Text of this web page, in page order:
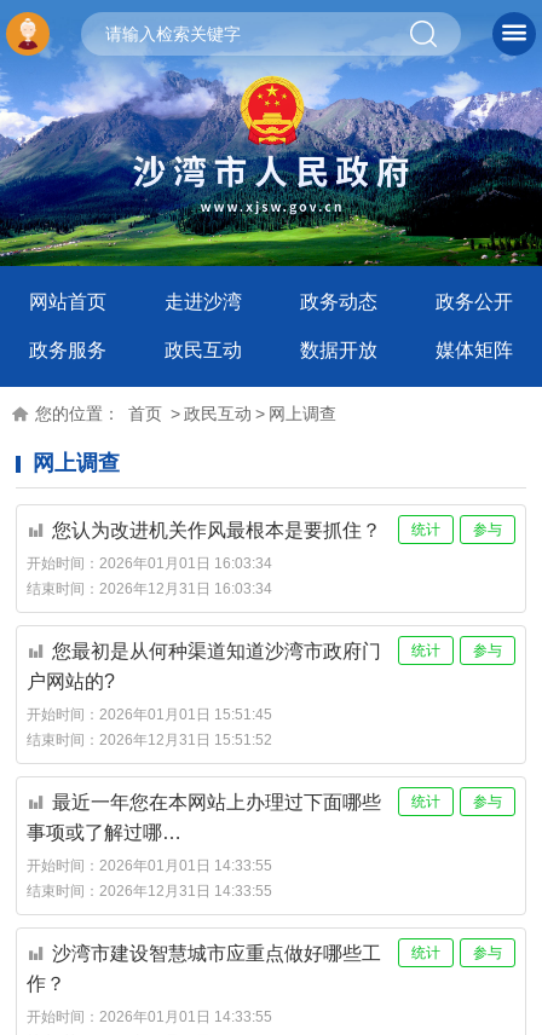
网站首页 走进沙湾 政务动态 政务公开
政务服务 政民互动 数据开放 媒体矩阵
您的位置： 首页 >政民互动 > 网上调查
网上调查
参与
统计
您认为改进机关作风最根本是要抓住？
开始时间： 2026年01月01日 16:03:34
结束时间： 2026年12月31日 16:03:34
参与
统计
您最初是从何种渠道知道沙湾市政府门
户网站的?
开始时间： 2026年01月01日 15:51:45
结束时间： 2026年12月31日 15:51:52
参与
统计
最近一年您在本网站上办理过下面哪些
事项或了解过哪…
开始时间： 2026年01月01日 14:33:55
结束时间： 2026年12月31日 14:33:55
参与
统计
沙湾市建设智慧城市应重点做好哪些工
作？
开始时间： 2026年01月01日 14:33:55